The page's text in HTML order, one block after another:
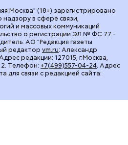
Москва" (18+) зарегистрировано
в сфере связи,
и массовых коммуникаций
о регистрации ЭЛ № ФС 77 -
АО "Редакция газеты
редактор vm.ru: Александр
редакции: 127015, г.Москва,
Телефон: +7(499)557-04-24. Адрес
для связи с редакцией сайта: